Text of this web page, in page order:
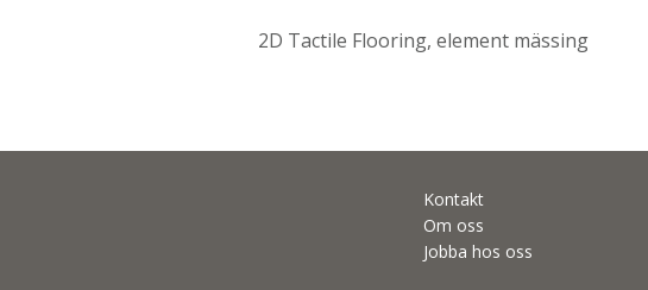
2D Tactile Flooring, element mässing
Kontakt
Om oss
Jobba hos oss